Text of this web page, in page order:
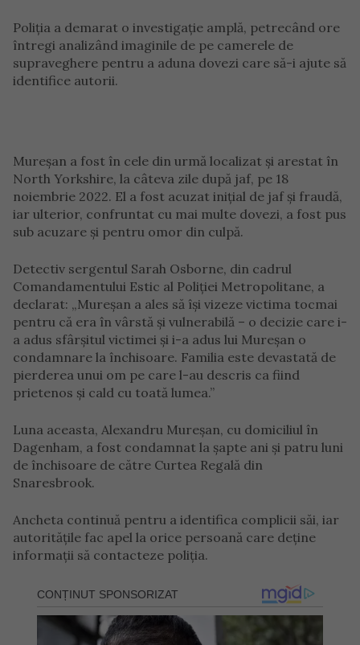
Poliția a demarat o investigație amplă, petrecând ore
întregi analizând imaginile de pe camerele de
supraveghere pentru a aduna dovezi care să-i ajute să
identifice autorii.
Mureșan a fost în cele din urmă localizat și arestat în
North Yorkshire, la câteva zile după jaf, pe 18
noiembrie 2022. El a fost acuzat inițial de jaf și fraudă,
iar ulterior, confruntat cu mai multe dovezi, a fost pus
sub acuzare și pentru omor din culpă.
Detectiv sergentul Sarah Osborne, din cadrul
Comandamentului Estic al Poliției Metropolitane, a
declarat: „Mureșan a ales să își vizeze victima tocmai
pentru că era în vârstă și vulnerabilă – o decizie care i-
a adus sfârșitul victimei și i-a adus lui Mureșan o
condamnare la închisoare. Familia este devastată de
pierderea unui om pe care l-au descris ca fiind
prietenos și cald cu toată lumea.”
Luna aceasta, Alexandru Mureșan, cu domiciliul în
Dagenham, a fost condamnat la șapte ani și patru luni
de închisoare de către Curtea Regală din
Snaresbrook.
Ancheta continuă pentru a identifica complicii săi, iar
autoritățile fac apel la orice persoană care deține
informații să contacteze poliția.